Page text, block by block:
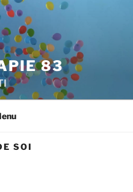
83
SOI